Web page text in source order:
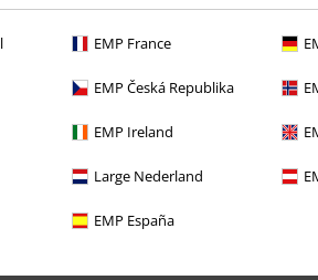
EMP France
EMP Česká Republika
EMP Ireland
Large Nederland
EMP España
Descuentos para ti
Concursos
Cheques Regalo
Descuento para estudiantes
EMP Backstage Club